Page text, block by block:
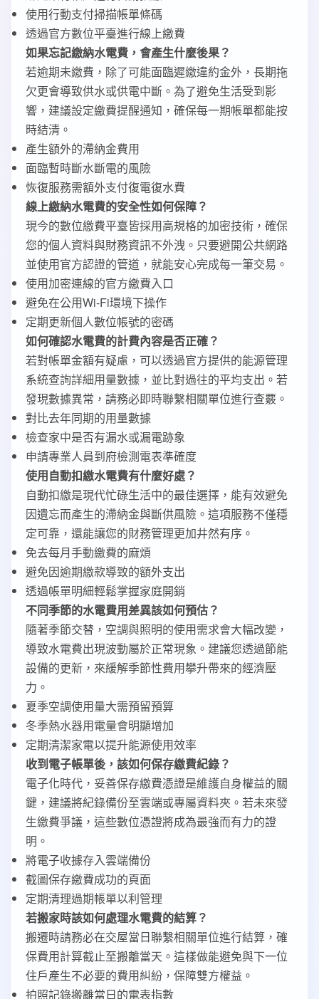
使用行動支付掃描帳單條碼
透過官方數位平臺進行線上繳費
如果忘記繳納水電費，會產生什麼後果？
若逾期未繳費，除了可能面臨遲繳違約金外，長期拖
欠更會導致供水或供電中斷。為了避免生活受到影
響，建議設定繳費提醒通知，確保每一期帳單都能按
時結清。
產生額外的滯納金費用
面臨暫時斷水斷電的風險
恢復服務需額外支付復電復水費
線上繳納水電費的安全性如何保障？
現今的數位繳費平臺皆採用高規格的加密技術，確保
您的個人資料與財務資訊不外洩。只要避開公共網路
並使用官方認證的管道，就能安心完成每一筆交易。
使用加密連線的官方繳費入口
避免在公用Wi-Fi環境下操作
定期更新個人數位帳號的密碼
如何確認水電費的計費內容是否正確？
若對帳單金額有疑慮，可以透過官方提供的能源管理
系統查詢詳細用量數據，並比對過往的平均支出。若
發現數據異常，請務必即時聯繫相關單位進行查覈。
對比去年同期的用量數據
檢查家中是否有漏水或漏電跡象
申請專業人員到府檢測電表準確度
使用自動扣繳水電費有什麼好處？
自動扣繳是現代忙碌生活中的最佳選擇，能有效避免
因遺忘而產生的滯納金與斷供風險。這項服務不僅穩
定可靠，還能讓您的財務管理更加井然有序。
免去每月手動繳費的麻煩
避免因逾期繳款導致的額外支出
透過帳單明細輕鬆掌握家庭開銷
不同季節的水電費用差異該如何預估？
隨著季節交替，空調與照明的使用需求會大幅改變，
導致水電費出現波動屬於正常現象。建議您透過節能
設備的更新，來緩解季節性費用攀升帶來的經濟壓
力。
夏季空調使用量大需預留預算
冬季熱水器用電量會明顯增加
定期清潔家電以提升能源使用效率
收到電子帳單後，該如何保存繳費紀錄？
電子化時代，妥善保存繳費憑證是維護自身權益的關
鍵，建議將紀錄備份至雲端或專屬資料夾。若未來發
生繳費爭議，這些數位憑證將成為最強而有力的證
明。
將電子收據存入雲端備份
截圖保存繳費成功的頁面
定期清理過期帳單以利管理
若搬家時該如何處理水電費的結算？
搬遷時請務必在交屋當日聯繫相關單位進行結算，確
保費用計算截止至搬離當天。這樣做能避免與下一位
住戶產生不必要的費用糾紛，保障雙方權益。
拍照記錄搬離當日的電表指數